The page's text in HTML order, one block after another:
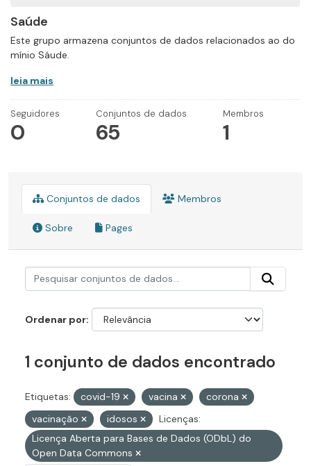
Saúde
Este grupo armazena conjuntos de dados relacionados ao do
mínio Sáude.
leia mais
Seguidores
0
Conjuntos de dados
65
Membros
1
Conjuntos de dados Membros
Sobre Pages
Ordenar por
1 conjunto de dados encontrado
Etiquetas: covid-19 vacina
corona
vacinação
idosos
Licenças:
Licença Aberta para Bases de Dados (ODbL) do
Open Data Commons